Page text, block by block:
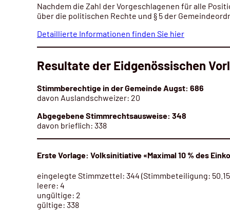
Nachdem die Zahl der Vorgeschlagenen für alle
über die politischen Rechte und § 5 der
Detaillierte Informationen finden Sie hier
Resultate der Eidgenössischen
Stimmberechtige in der Gemeinde Augst: 686
davon Auslandschweizer: 20
Abgegebene Stimmrechtsausweise: 348
davon brieflich: 338
Erste Vorlage: Volksinitiative «Maximal 10 % des
eingelegte Stimmzettel: 344 (Stimmbeteiligung:
leere: 4
ungültige: 2
gültige: 338